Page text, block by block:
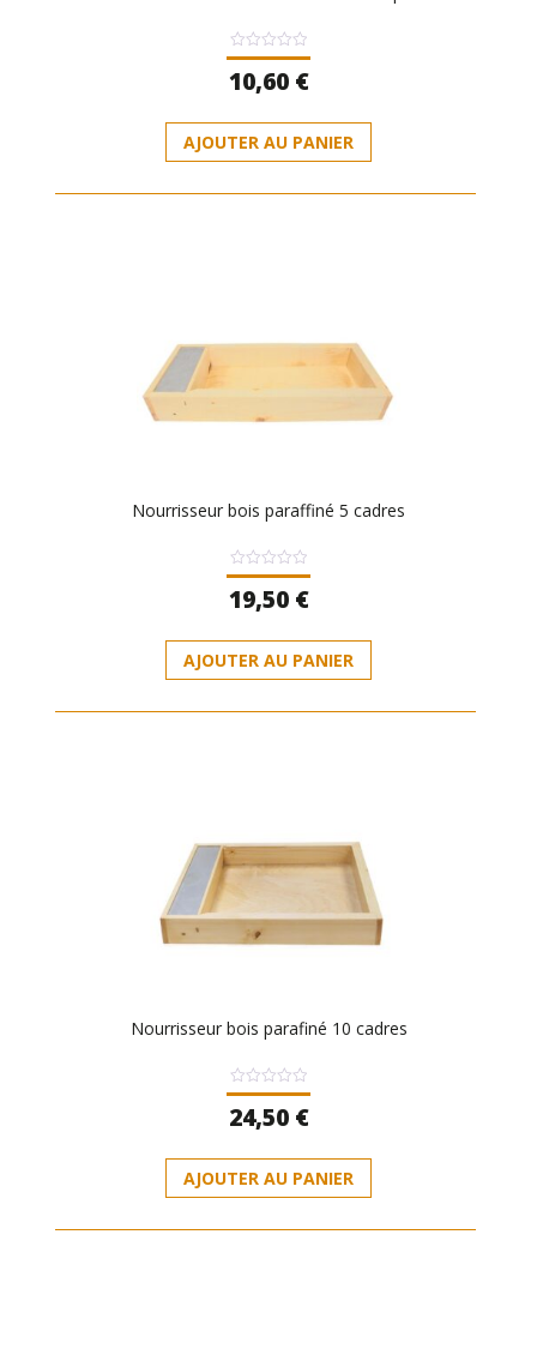
Note
0
sur
10,60 €
AJOUTER AU PANIER
Nourrisseur bois paraffiné 5 cadres
Note
0
sur
19,50 €
AJOUTER AU PANIER
Nourrisseur bois parafiné 10 cadres
Note
0
sur
24,50 €
AJOUTER AU PANIER